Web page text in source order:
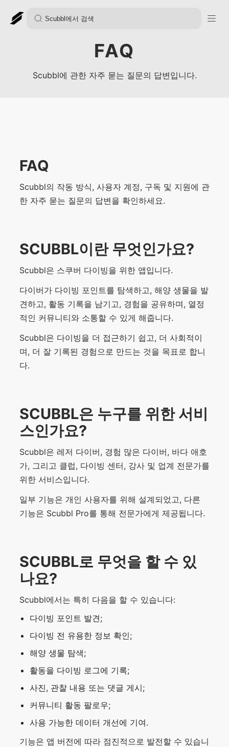
FAQ
Scubbl에 관한 자주 묻는 질문의 답변입니다.
FAQ
Scubbl의 작동 방식, 사용자 계정, 구독 및 지원에 관
한 자주 묻는 질문의 답변을 확인하세요.
SCUBBL이란 무엇인가요?
Scubbl은 스쿠버 다이빙을 위한 앱입니다.
다이버가 다이빙 포인트를 탐색하고, 해양 생물을 발
견하고, 활동 기록을 남기고, 경험을 공유하며, 열정
적인 커뮤니티와 소통할 수 있게 해줍니다.
Scubbl은 다이빙을 더 접근하기 쉽고, 더 사회적이
며, 더 잘 기록된 경험으로 만드는 것을 목표로 합니
다.
SCUBBL은 누구를 위한 서비
스인가요?
Scubbl은 레저 다이버, 경험 많은 다이버, 바다 애호
가, 그리고 클럽, 다이빙 센터, 강사 및 업계 전문가를
위한 서비스입니다.
일부 기능은 개인 사용자를 위해 설계되었고, 다른
기능은 Scubbl Pro를 통해 전문가에게 제공됩니다.
SCUBBL로 무엇을 할 수 있
나요?
Scubbl에서는 특히 다음을 할 수 있습니다:
다이빙 포인트 발견;
다이빙 전 유용한 정보 확인;
해양 생물 탐색;
활동을 다이빙 로그에 기록;
사진, 관찰 내용 또는 댓글 게시;
커뮤니티 활동 팔로우;
사용 가능한 데이터 개선에 기여.
기능은 앱 버전에 따라 점진적으로 발전할 수 있습니